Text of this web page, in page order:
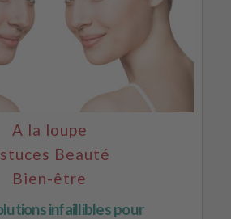
A la loupe
Beauté
Bien-être
infaillibles pour